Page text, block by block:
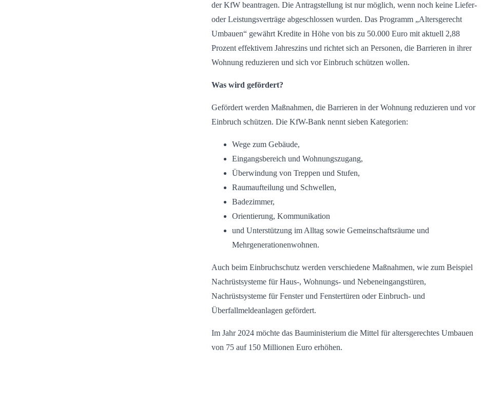
der KfW beantragen. Die Antragstellung ist nur möglich, wenn noch keine Liefer-
oder Leistungsverträge abgeschlossen wurden. Das Programm „Altersgerecht
Umbauen“ gewährt Kredite in Höhe von bis zu 50.000 Euro mit aktuell 2,88
Prozent effektivem Jahreszins und richtet sich an Personen, die Barrieren in ihrer
Wohnung reduzieren und sich vor Einbruch schützen wollen.
Was wird gefördert?
Gefördert werden Maßnahmen, die Barrieren in der Wohnung reduzieren und vor
Einbruch schützen. Die KfW-Bank nennt sieben Kategorien:
Wege zum Gebäude,
Eingangsbereich und Wohnungszugang,
Überwindung von Treppen und Stufen,
Raumaufteilung und Schwellen,
Badezimmer,
Orientierung, Kommunikation
und Unterstützung im Alltag sowie Gemeinschaftsräume und
Mehrgenerationenwohnen.
Auch beim Einbruchschutz werden verschiedene Maßnahmen, wie zum Beispiel
Nachrüstsysteme für Haus-, Wohnungs- und Nebeneingangstüren,
Nachrüstsysteme für Fenster und Fenstertüren oder Einbruch- und
Überfallmeldeanlagen gefördert.
Im Jahr 2024 möchte das Bauministerium die Mittel für altersgerechtes Umbauen
von 75 auf 150 Millionen Euro erhöhen.